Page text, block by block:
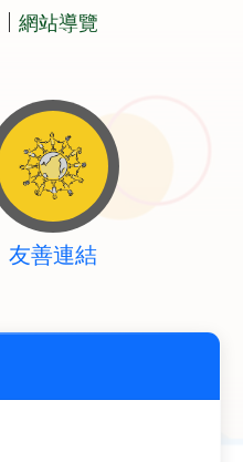
網站導覽
友善連結